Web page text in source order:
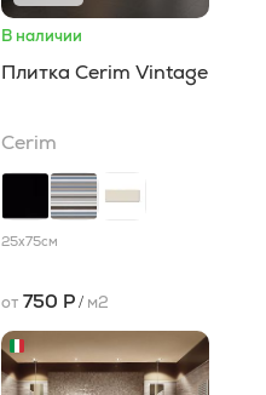
В наличии
Плитка Cerim Vintage
Cerim
25x75см
от 750 Р/ м2